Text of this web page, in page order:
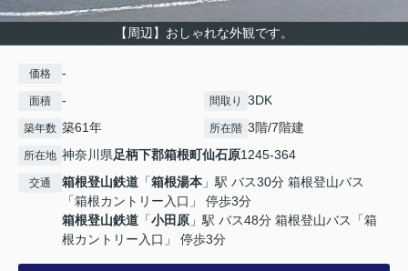
【周辺】おしゃれな外観です。
価格 -
面積 - 間取り 3DK
築年数 築61年 所在階 3階/7階建
所在地 神奈川県足柄下郡箱根町仙石原1245-364
交通 箱根登山鉄道 「箱根湯本 」駅 バス30分 箱根登山バス
「箱根カントリー入口」 停歩3分
箱根登山鉄道 「小田原 」駅 バス48分 箱根登山バス「箱
根カントリー入口」 停歩3分